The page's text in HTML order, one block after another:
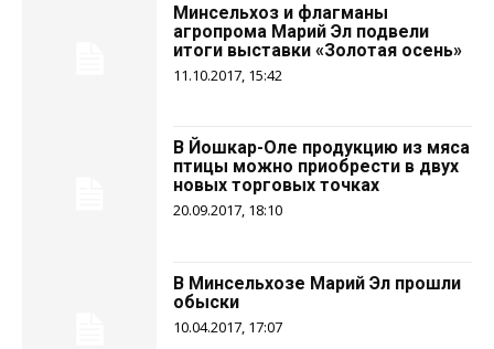
Минсельхоз и флагманы
агропрома Марий Эл подвели
итоги выставки «Золотая осень»
11.10.2017, 15:42
В Йошкар-Оле продукцию из мяса
птицы можно приобрести в двух
новых торговых точках
20.09.2017, 18:10
В Минсельхозе Марий Эл прошли
обыски
10.04.2017, 17:07